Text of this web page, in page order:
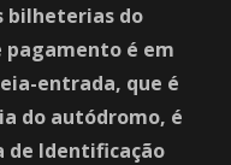
bilheterias do
é em
entrada, que é
do autódromo, é
de Identificação